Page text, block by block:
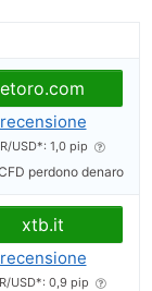
etoro.com
recensione
USD*: 1,0 pip
perdono denaro
xtb.it
recensione
USD*: 0,9 pip